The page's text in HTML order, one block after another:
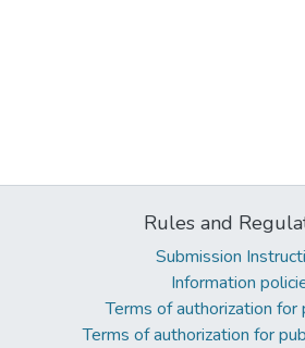
Rules and
Submission
Information
Terms of authorization for
Terms of authorization for